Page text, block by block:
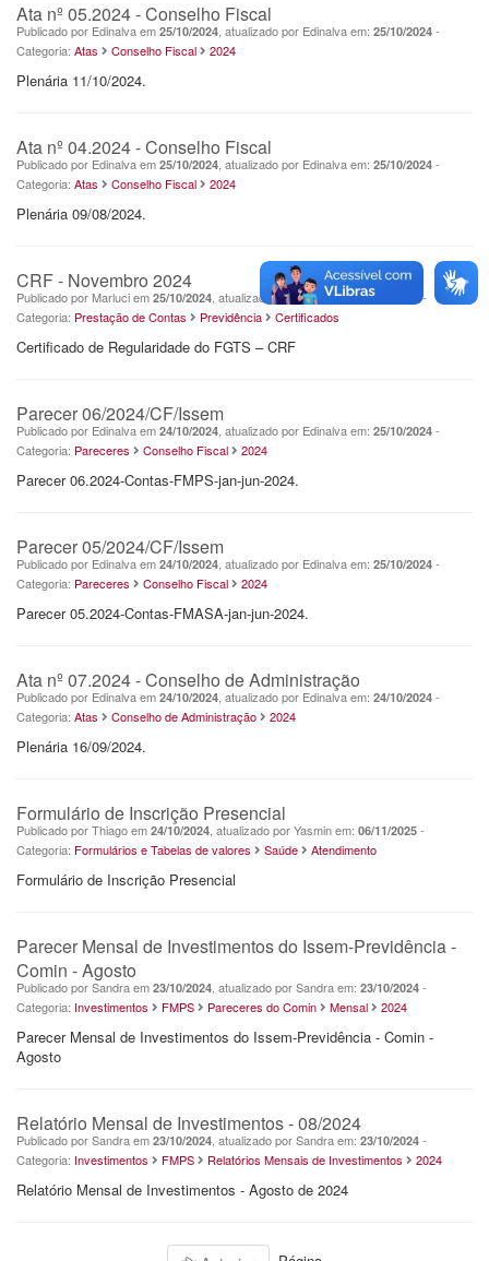
Ata nº 05.2024 - Conselho Fiscal
Publicado por Edinalva em 25/10/2024 , atualizado por Edinalva em: 25/10/2024 -
Categoria: Atas Conselho Fiscal 2024
Plenária 11/10/2024.
Ata nº 04.2024 - Conselho Fiscal
Publicado por Edinalva em 25/10/2024 , atualizado por Edinalva em: 25/10/2024 -
Categoria: Atas Conselho Fiscal 2024
Plenária 09/08/2024.
CRF - Novembro 2024
Publicado por Marluci em 25/10/2024 , atualizado por Marluci em:25/10/2024 -
Categoria: Prestação de Contas Previdência Certificados
Certificado de Regularidade do FGTS – CRF
Parecer 06/2024/CF/Issem
Publicado por Edinalva em 24/10/2024 , atualizado por Edinalva em: 25/10/2024 -
Categoria: Pareceres Conselho Fiscal 2024
Parecer 06.2024-Contas-FMPS-jan-jun-2024.
Parecer 05/2024/CF/Issem
Publicado por Edinalva em 24/10/2024 , atualizado por Edinalva em: 25/10/2024 -
Categoria: Pareceres Conselho Fiscal 2024
Parecer 05.2024-Contas-FMASA-jan-jun-2024.
Ata nº 07.2024 - Conselho de Administração
Publicado por Edinalva em 24/10/2024 , atualizado por Edinalva em: 24/10/2024 -
Categoria: Atas Conselho de Administração 2024
Plenária 16/09/2024.
Formulário de Inscrição Presencial
Publicado por Thiago em 24/10/2024 , atualizado por Yasmin em: 06/11/2025 -
Categoria: Formulários e Tabelas de valores Saúde Atendimento
Formulário de Inscrição Presencial
Parecer Mensal de Investimentos do Issem-Previdência -
Comin - Agosto
Publicado por Sandra em 23/10/2024 , atualizado por Sandra em: 23/10/2024 -
Categoria: Investimentos FMPS Pareceres do Comin Mensal 2024
Parecer Mensal de Investimentos do Issem-Previdência - Comin -
Agosto
Relatório Mensal de Investimentos - 08/2024
Publicado por Sandra em 23/10/2024 , atualizado por Sandra em: 23/10/2024 -
Categoria: Investimentos FMPS Relatórios Mensais de Investimentos 2024
Relatório Mensal de Investimentos - Agosto de 2024